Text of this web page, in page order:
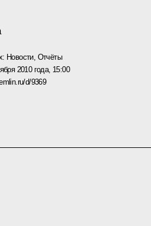
Новости, Отчёты
2010 года, 15:00
d/9369